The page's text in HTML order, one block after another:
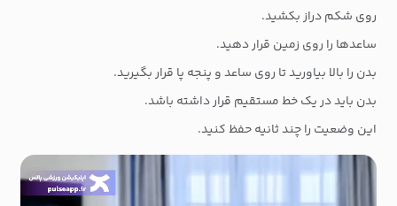
روی شکم دراز بکشید.
ساعدها را روی زمین قرار دهید.
بدن را بالا بیاورید تا روی ساعد و پنجه پا قرار بگیرید.
بدن باید در یک خط مستقیم قرار داشته باشد.
این وضعیت را چند ثانیه حفظ کنید.